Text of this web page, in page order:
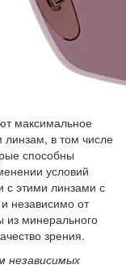
максимальное
линзам, в том числе
способны
условий
с этими линзами с
независимо от
из минерального
зрения.
независимых